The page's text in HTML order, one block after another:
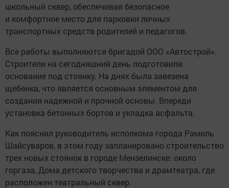
школьный сквер, обеспечивая безопасное
и комфортное место для парковки личных
транспортных средств родителей и педагогов.
Все работы выполняются бригадой ООО «Автострой».
Строители на сегодняшний день подготовили
основание под стоянку. На днях была завезена
щебенка, что является основным элементом для
создания надежной и прочной основы. Впереди
установка бетонных бортов и укладка асфальта.
Как пояснил руководитель исполкома города Рамиль
Шайсуваров, в этом году запланировано строительство
трех новых стоянок в городе Мензелинске: около
горгаза, Дома детского творчества и драмтеатра, где
расположен театральный сквер.